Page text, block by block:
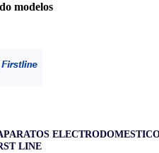
modelos
LINE